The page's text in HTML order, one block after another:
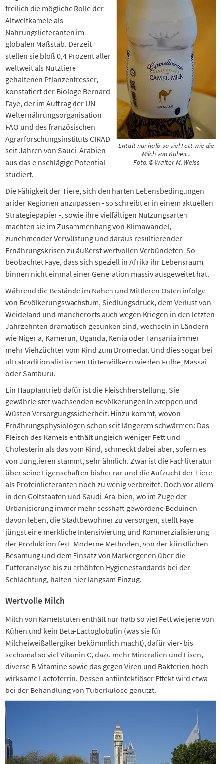
Entält nur halb so viel Fett wie die
Milch von Kühen...
Foto: © Walter M. Weiss
freilich die mögliche Rolle der
Altweltkamele als
Nahrungslieferanten im
globalen Maßstab. Derzeit
stellen sie bloß 0,4 Prozent aller
weltweit als Nutztiere
gehaltenen Pflanzenfresser,
konstatiert der Biologe Bernard
Faye, der im Auftrag der UN-
Welternährungsorganisation
FAO und des französischen
Agrarforschungsinstituts CIRAD
seit Jahren von Saudi-Arabien
aus das einschlägige Potential
studiert.
Die Fähigkeit der Tiere, sich den harten Lebensbedingungen
arider Regionen anzupassen - so schreibt er in einem aktuellen
Strategiepapier -, sowie ihre vielfältigen Nutzungsarten
machten sie im Zusammenhang von Klimawandel,
zunehmender Verwüstung und daraus resultierender
Ernährungskrisen zu äußerst wertvollen Verbündeten. So
beobachtet Faye, dass sich speziell in Afrika ihr Lebensraum
binnen nicht einmal einer Generation massiv ausgeweitet hat.
Während die Bestände im Nahen und Mittleren Osten infolge
von Bevölkerungswachstum, Siedlungsdruck, dem Verlust von
Weideland und mancherorts auch wegen Kriegen in den letzten
Jahrzehnten dramatisch gesunken sind, wechseln in Ländern
wie Nigeria, Kamerun, Uganda, Kenia oder Tansania immer
mehr Viehzüchter vom Rind zum Dromedar. Und dies sogar bei
ultratraditionalistischen Hirtenvölkern wie den Fulbe, Massai
oder Samburu.
Ein Hauptantrieb dafür ist die Fleischherstellung. Sie
gewährleistet wachsenden Bevölkerungen in Steppen und
Wüsten Versorgungssicherheit. Hinzu kommt, wovon
Ernährungsphysiologen schon seit längerem schwärmen: Das
Fleisch des Kamels enthält ungleich weniger Fett und
Cholesterin als das vom Rind, schmeckt dabei aber, sofern es
von Jungtieren stammt, sehr ähnlich. Zwar ist die Fachliteratur
über seine Eigenschaften bisher rar und die Aufzucht der Tiere
als Proteinlieferanten noch zu wenig verbreitet. Doch vor allem
in den Golfstaaten und Saudi-Ara-bien, wo im Zuge der
Urbanisierung immer mehr sesshaft gewordene Beduinen
davon leben, die Stadtbewohner zu versorgen, stellt Faye
jüngst eine merkliche Intensivierung und Kommerzialisierung
der Produktion fest. Moderne Methoden, von der künstlichen
Besamung und dem Einsatz von Markergenen über die
Futteranalyse bis zu erhöhten Hygienestandards bei der
Schlachtung, halten hier langsam Einzug.
Wertvolle Milch
Milch von Kamelstuten enthält nur halb so viel Fett wie jene von
Kühen und kein Beta-Lactoglobulin (was sie für
Milcheiweißallergiker bekömmlich macht), dafür vier- bis
sechsmal so viel Vitamin C, dazu mehr Mineralien und Eisen,
diverse B-Vitamine sowie das gegen Viren und Bakterien hoch
wirksame Lactoferrin. Dessen antiinfektiöser Effekt wird etwa
bei der Behandlung von Tuberkulose genutzt.